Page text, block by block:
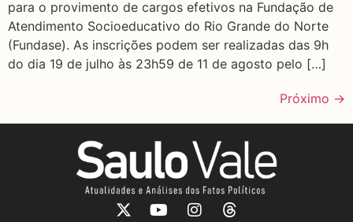
para o provimento de cargos efetivos na Fundação de
Atendimento Socioeducativo do Rio Grande do Norte
(Fundase). As inscrições podem ser realizadas das 9h
do dia 19 de julho às 23h59 de 11 de agosto pelo […]
Próximo →